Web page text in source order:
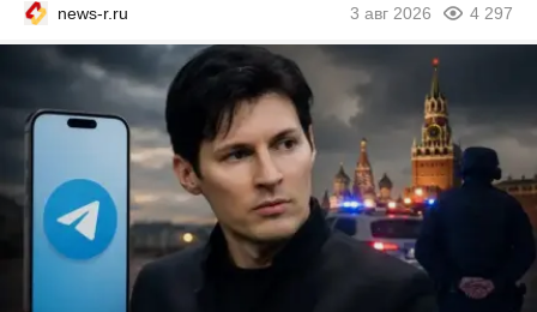
news-r.ru 3 авг 2026 4 297